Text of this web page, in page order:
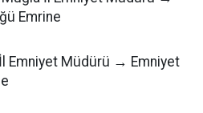
Emrine
Emniyet Müdürü → Emniyet